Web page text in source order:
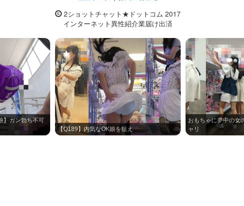
2ショットチャット★ドットコム 2017
インターネット異性紹介業届け出済
】ガン勃ち不可
【Q189】内気なOK娘を狙え
おもちゃに夢中の女
ャリ